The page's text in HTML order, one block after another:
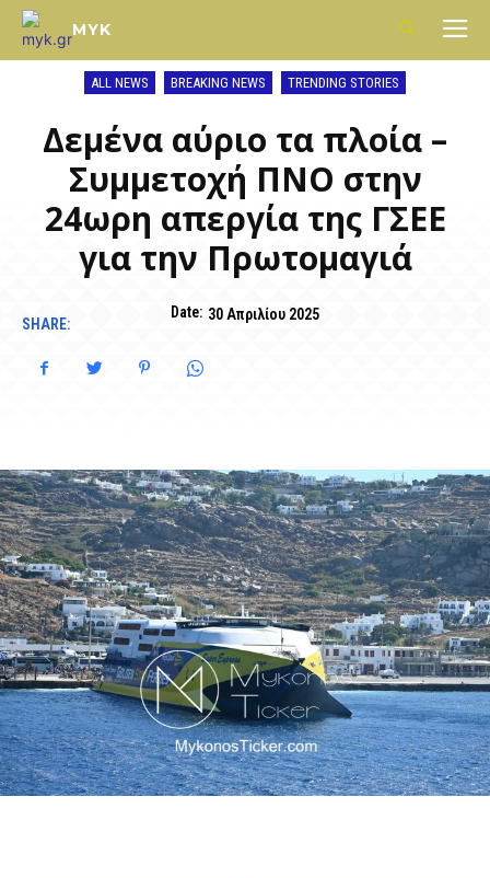
MYK
ALL NEWS BREAKING NEWS TRENDING STORIES
Δεμένα αύριο τα πλοία –
Συμμετοχή ΠΝΟ στην
24ωρη απεργία της ΓΣΕΕ
για την Πρωτομαγιά
Date: 30 Απριλίου 2025
SHARE: